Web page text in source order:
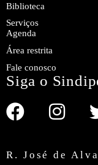
Biblioteca
Serviços
Agenda
Área restrita
Fale conosco
Siga o
R. José de